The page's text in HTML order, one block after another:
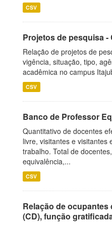
CSV
Projetos de pesquisa -
Relação de projetos de
vigência, situação, tipo,
acadêmica no campus
CSV
Banco de Professor
Quantitativo de docentes
livre, visitantes e visitantes
trabalho. Total de
equivalência,...
CSV
Relação de
(CD), função